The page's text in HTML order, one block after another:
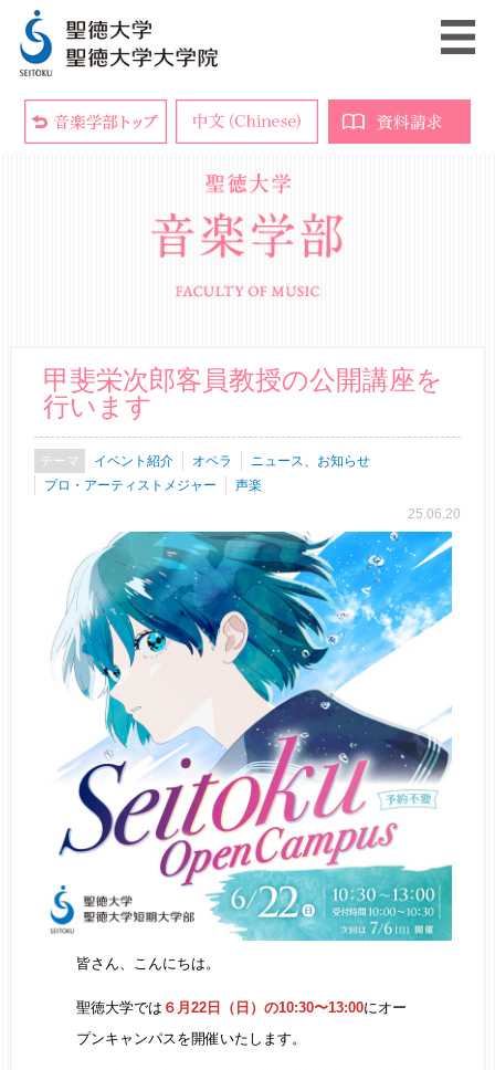
甲斐栄次郎客員教授の公開講座を
行います
イベント紹介 オペラ
ニュース、お知らせ
プロ・アーティストメジャー
声楽
25.06.20
皆さん、こんにちは。
聖徳大学では ６月22日（日）の10:30〜13:00にオー
プンキャンパスを開催いたします。